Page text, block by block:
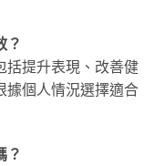
？
括提升表現、改善健
據個人情況選擇適合
？